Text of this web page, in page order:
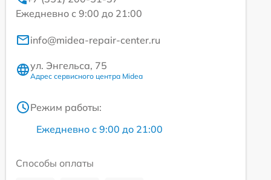
Ежедневно с 9:00 до 21:00
info@midea-repair-center.ru
ул. Энгельса, 75
Адрес сервисного центра Midea
Режим работы:
Ежедневно с 9:00 до 21:00
Способы оплаты